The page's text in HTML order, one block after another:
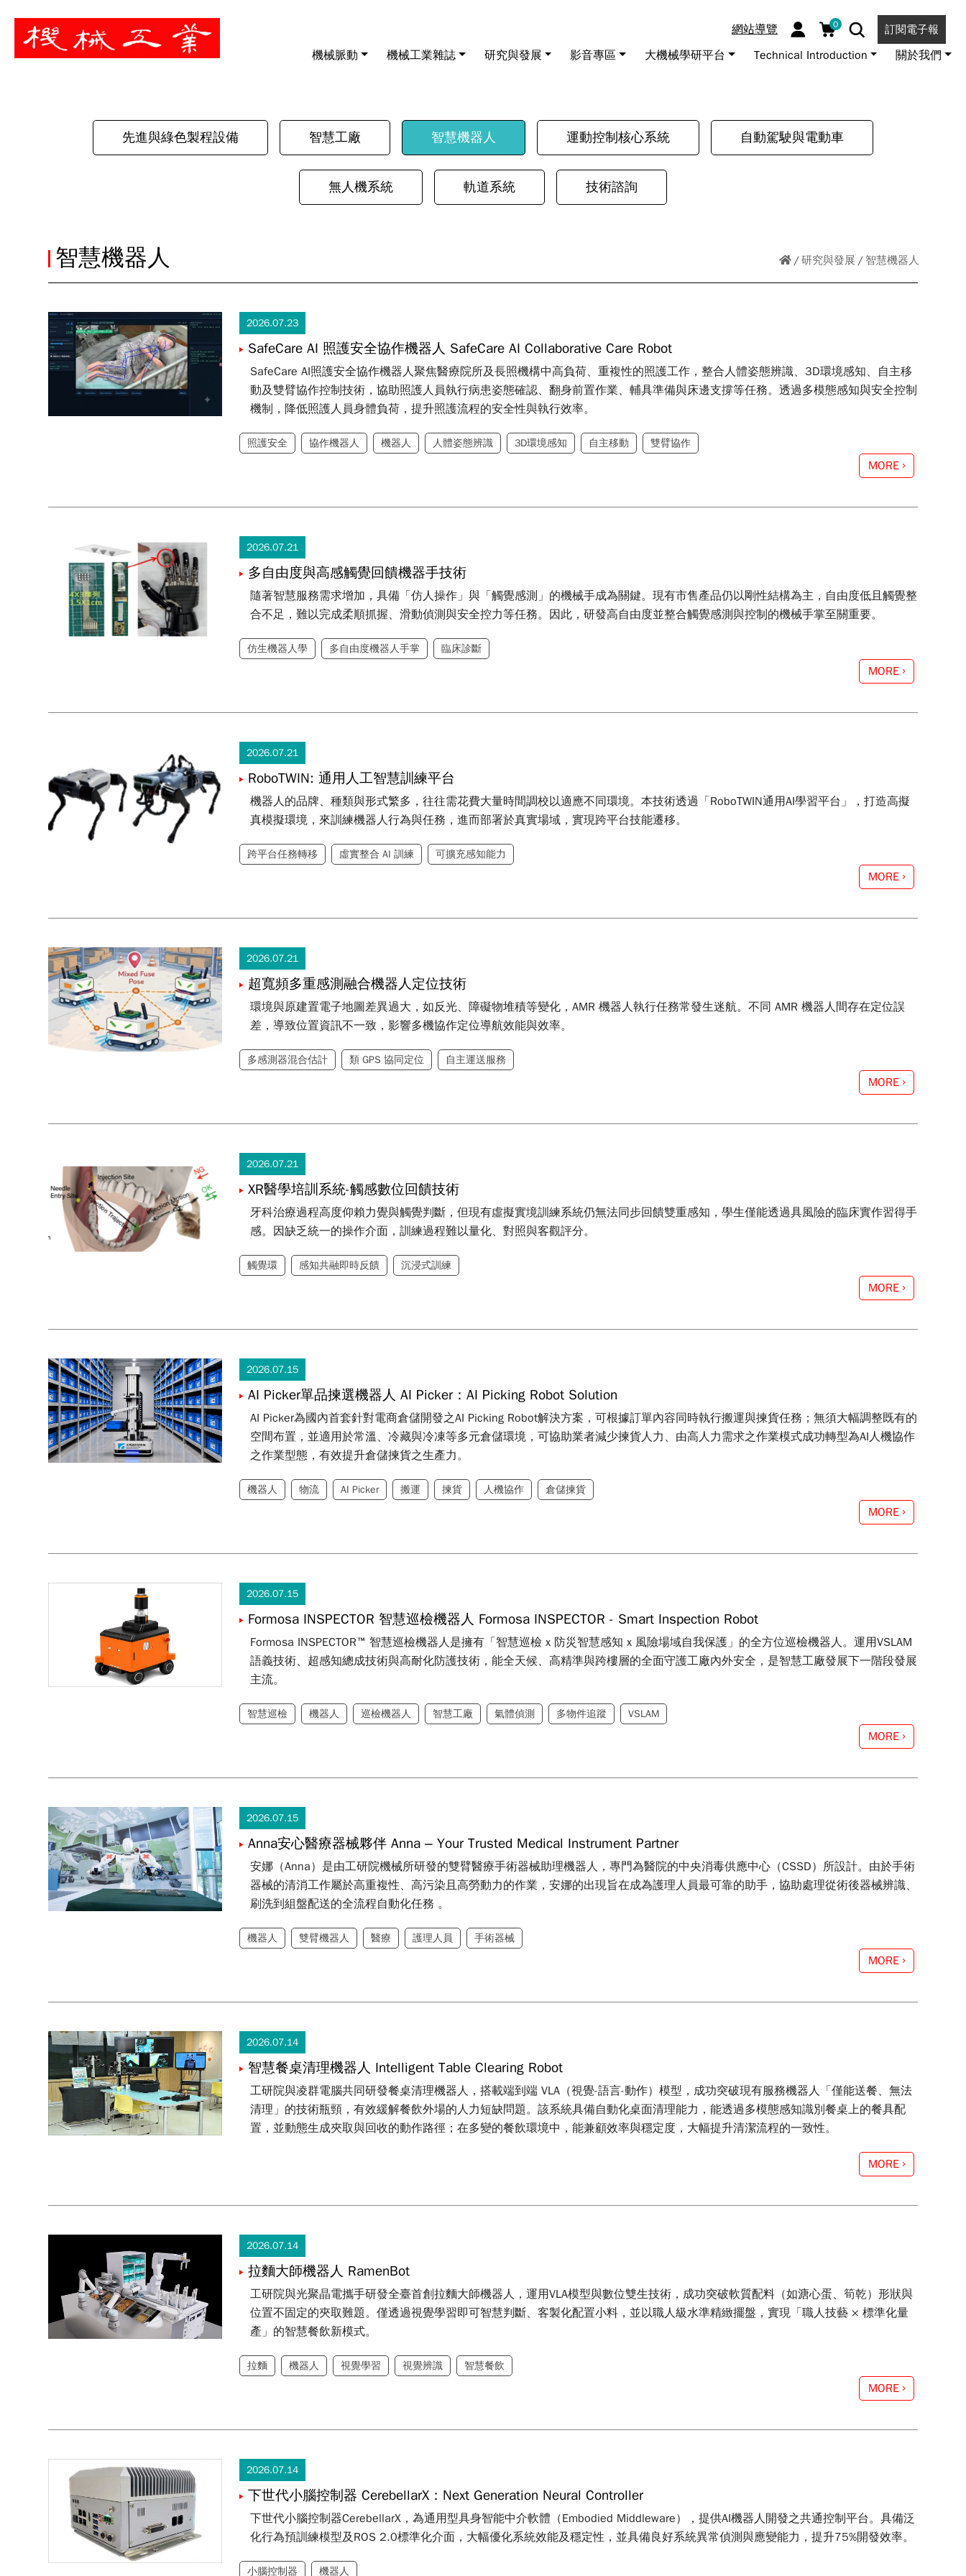
網站導覽 0 訂閱電子報
機械脈動 機械工業雜誌 研究與發展 影音專區 大機械學研平台 Technical Introduction 關於我們
暫停
先進與綠色製程設備 智慧工廠 智慧機器人 運動控制核心系統 自動駕駛與電動車
無人機系統 軌道系統 技術諮詢
研究與發展 智慧機器人
智慧機器人
2026.07.23
SafeCare AI 照護安全協作機器人 SafeCare AI Collaborative Care Robot
SafeCare AI照護安全協作機器人聚焦醫療院所及長照機構中高負荷、重複性的照護工作，整合人體姿態辨識、3D環境感知、自主移
動及雙臂協作控制技術，協助照護人員執行病患姿態確認、翻身前置作業、輔具準備與床邊支撐等任務。透過多模態感知與安全控制
機制，降低照護人員身體負荷，提升照護流程的安全性與執行效率。
照護安全 協作機器人 機器人 人體姿態辨識 3D環境感知 自主移動 雙臂協作
MORE
2026.07.21
多自由度與高感觸覺回饋機器手技術
隨著智慧服務需求增加，具備「仿人操作」與「觸覺感測」的機械手成為關鍵。現有市售產品仍以剛性結構為主，自由度低且觸覺整
合不足，難以完成柔順抓握、滑動偵測與安全控力等任務。因此，研發高自由度並整合觸覺感測與控制的機械手掌至關重要。
仿生機器人學 多自由度機器人手掌 臨床診斷
MORE
2026.07.21
RoboTWIN: 通用人工智慧訓練平台
機器人的品牌、種類與形式繁多，往往需花費大量時間調校以適應不同環境。本技術透過「RoboTWIN通用AI學習平台」，打造高擬
真模擬環境，來訓練機器人行為與任務，進而部署於真實場域，實現跨平台技能遷移。
跨平台任務轉移 虛實整合 AI 訓練 可擴充感知能力
MORE
2026.07.21
超寬頻多重感測融合機器人定位技術
環境與原建置電子地圖差異過大，如反光、障礙物堆積等變化，AMR 機器人執行任務常發生迷航。不同 AMR 機器人間存在定位誤
差，導致位置資訊不一致，影響多機協作定位導航效能與效率。
多感測器混合估計 類 GPS 協同定位 自主運送服務
MORE
2026.07.21
XR醫學培訓系統-觸感數位回饋技術
牙科治療過程高度仰賴力覺與觸覺判斷，但現有虛擬實境訓練系統仍無法同步回饋雙重感知，學生僅能透過具風險的臨床實作習得手
感。因缺乏統一的操作介面，訓練過程難以量化、對照與客觀評分。
觸覺環 感知共融即時反饋 沉浸式訓練
MORE
2026.07.15
AI Picker單品揀選機器人 AI Picker：AI Picking Robot Solution
AI Picker為國內首套針對電商倉儲開發之AI Picking Robot解決方案，可根據訂單內容同時執行搬運與揀貨任務；無須大幅調整既有的
空間布置，並適用於常溫、冷藏與冷凍等多元倉儲環境，可協助業者減少揀貨人力、由高人力需求之作業模式成功轉型為AI人機協作
之作業型態，有效提升倉儲揀貨之生產力。
機器人 物流 AI Picker 搬運 揀貨 人機協作 倉儲揀貨
MORE
2026.07.15
Formosa INSPECTOR 智慧巡檢機器人 Formosa INSPECTOR - Smart Inspection Robot
Formosa INSPECTOR™ 智慧巡檢機器人是擁有「智慧巡檢 x 防災智慧感知 x 風險場域自我保護」的全方位巡檢機器人。運用VSLAM
語義技術、超感知總成技術與高耐化防護技術，能全天候、高精準與跨樓層的全面守護工廠內外安全，是智慧工廠發展下一階段發展
主流。
智慧巡檢 機器人 巡檢機器人 智慧工廠 氣體偵測 多物件追蹤 VSLAM
MORE
2026.07.15
Anna安心醫療器械夥伴 Anna – Your Trusted Medical Instrument Partner
安娜（Anna）是由工研院機械所研發的雙臂醫療手術器械助理機器人，專門為醫院的中央消毒供應中心（CSSD）所設計。由於手術
器械的清消工作屬於高重複性、高污染且高勞動力的作業，安娜的出現旨在成為護理人員最可靠的助手，協助處理從術後器械辨識、
刷洗到組盤配送的全流程自動化任務 。
機器人 雙臂機器人 醫療 護理人員 手術器械
MORE
2026.07.14
智慧餐桌清理機器人 Intelligent Table Clearing Robot
工研院與凌群電腦共同研發餐桌清理機器人，搭載端到端 VLA（視覺-語言-動作）模型，成功突破現有服務機器人「僅能送餐、無法
清理」的技術瓶頸，有效緩解餐飲外場的人力短缺問題。該系統具備自動化桌面清理能力，能透過多模態感知識別餐桌上的餐具配
置，並動態生成夾取與回收的動作路徑；在多變的餐飲環境中，能兼顧效率與穩定度，大幅提升清潔流程的一致性。
MORE
2026.07.14
拉麵大師機器人 RamenBot
工研院與光聚晶電攜手研發全臺首創拉麵大師機器人，運用VLA模型與數位雙生技術，成功突破軟質配料（如溏心蛋、筍乾）形狀與
位置不固定的夾取難題。僅透過視覺學習即可智慧判斷、客製化配置小料，並以職人級水準精緻擺盤，實現「職人技藝 × 標準化量
產」的智慧餐飲新模式。
拉麵 機器人 視覺學習 視覺辨識 智慧餐飲
MORE
2026.07.14
下世代小腦控制器 CerebellarX：Next Generation Neural Controller
下世代小腦控制器CerebellarX，為通用型具身智能中介軟體（Embodied Middleware），提供AI機器人開發之共通控制平台。具備泛
化行為預訓練模型及ROS 2.0標準化介面，大幅優化系統效能及穩定性，並具備良好系統異常偵測與應變能力，提升75%開發效率。
小腦控制器 機器人